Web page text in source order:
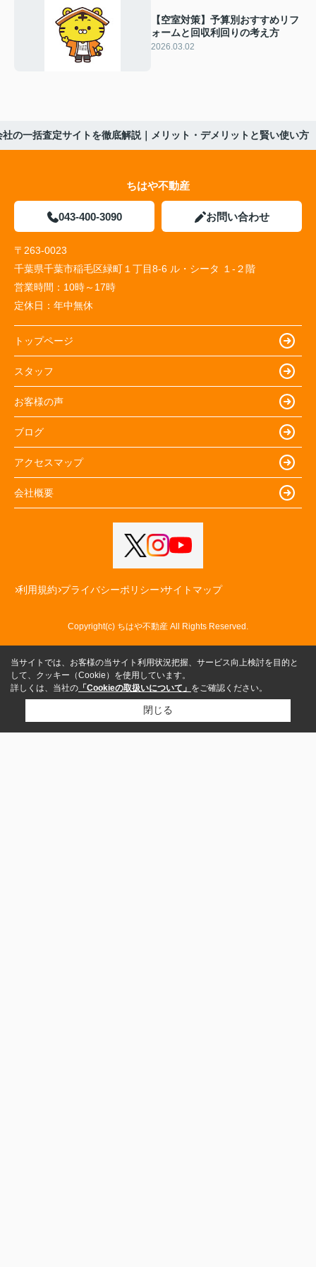
【空室対策】予算別おすすめリフ
ォームと回収利回りの考え方
2026.03.02
社の一括査定サイトを徹底解説｜メリット・デメリットと賢い使い方
ちはや不動産
043-400-3090 お問い合わせ
〒263-0023
千葉県千葉市稲毛区緑町１丁目8-6 ル・シータ １-２階
営業時間： 10時～17時
定休日： 年中無休
トップページ
スタッフ
お客様の声
ブログ
アクセスマップ
会社概要
利用規約 プライバシーポリシー サイトマップ
Copyright(c) ちはや不動産 All Rights Reserved.
当サイトでは、お客様の当サイト利用状況把握、サービス向上検討を目的と
して、クッキー（Cookie）を使用しています。
詳しくは、当社の 「Cookieの取扱いについて」 をご確認ください。
閉じる